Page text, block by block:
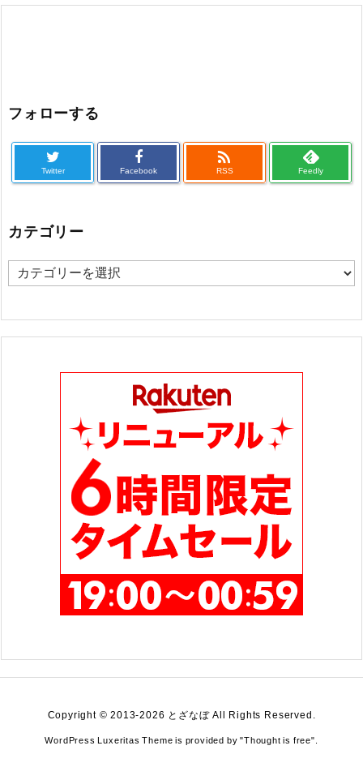
フォローする
Twitter Facebook

RSS Feedly
カテゴリー
カ
ゴ
Copyright ©2013-2026 とざなぼAll Rights Reserved.
WordPress Luxeritas Theme is provided by "Thought is free".